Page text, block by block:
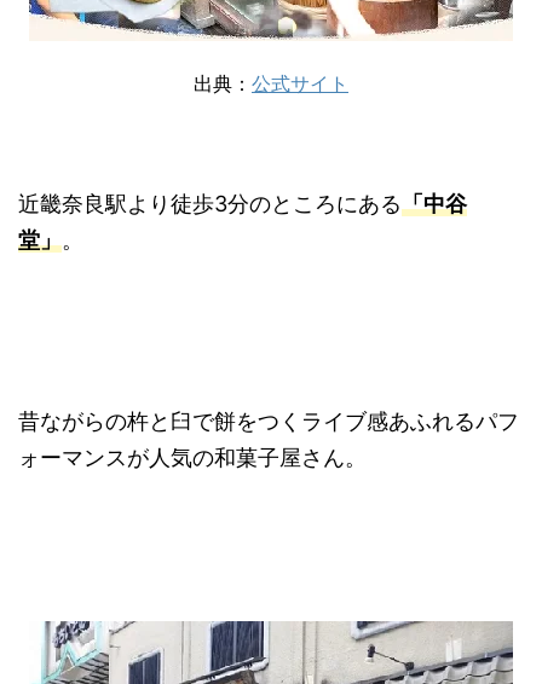
出典： 公式サイト
近畿奈良駅より徒歩3分のところにある「中谷
堂」。
昔ながらの杵と臼で餅をつくライブ感あふれるパフ
ォーマンスが人気の和菓子屋さん。